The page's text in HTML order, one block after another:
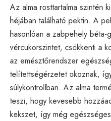
Az alma rosttartalma szintén
héjában található pektin. A
hasonlóan a zabpehely béta-
vércukorszintet, csökkenti a
az emésztőrendszer
telítettségérzetet okoznak,
súlykontrollban. Az alma
teszi, hogy kevesebb
kekszet, így még